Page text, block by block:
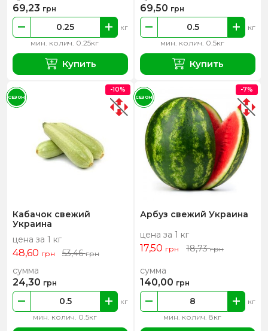
мин. колич. 0.25кг
кг
69,23 грн
Купить
мин. колич. 0.5кг
кг
69,50 грн
Купить
Кабачок свежий
Украина
цена за 1 кг
48,60 грн 53,46грн
мин. колич. 0.5кг
кг
сумма
24,30 грн
-10%
СЕЗОН
Арбуз свежий Украина
цена за 1 кг
17,50 грн 18,73грн
мин. колич. 8кг
кг
сумма
140,00 грн
-7%
СЕЗОН